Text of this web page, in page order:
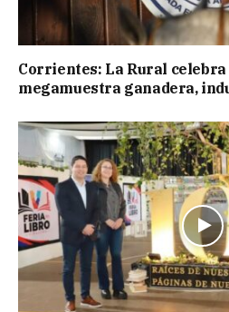
Corrientes: La Rural celebra
megamuestra ganadera,